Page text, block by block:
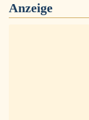
Anzeige